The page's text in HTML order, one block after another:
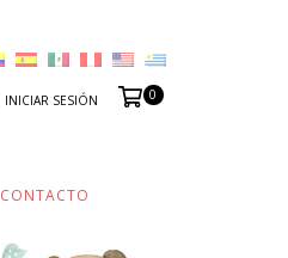
INICIAR SESIÓN 0
CONTACTO